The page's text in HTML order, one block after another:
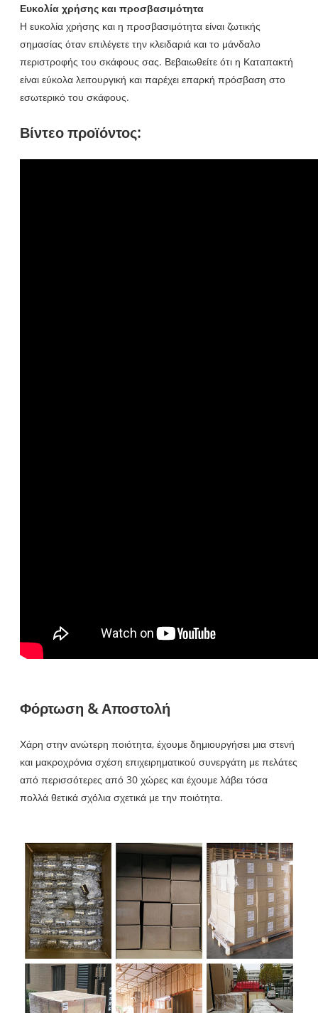
Ευκολία χρήσης και προσβασιμότητα
Η ευκολία χρήσης και η προσβασιμότητα είναι ζωτικής
σημασίας όταν επιλέγετε την κλειδαριά και το μάνδαλο
περιστροφής του σκάφους σας. Βεβαιωθείτε ότι η Καταπακτή
είναι εύκολα λειτουργική και παρέχει επαρκή πρόσβαση στο
εσωτερικό του σκάφους.
Βίντεο προϊόντος:
Φόρτωση & Αποστολή
Χάρη στην ανώτερη ποιότητα, έχουμε δημιουργήσει μια στενή
και μακροχρόνια σχέση επιχειρηματικού συνεργάτη με πελάτες
από περισσότερες από 30 χώρες και έχουμε λάβει τόσα
πολλά θετικά σχόλια σχετικά με την ποιότητα.